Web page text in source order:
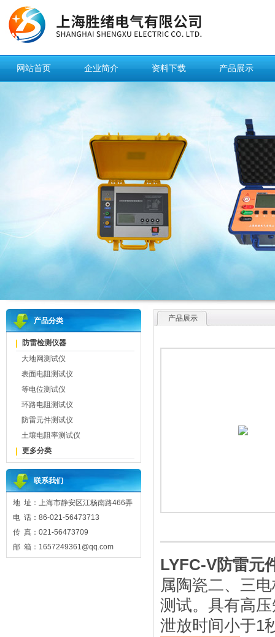
网站首页 企业简介 资料下载 产品展示
产品分类
防雷检测仪器
大地网测试仪
表面电阻测试仪
等电位测试仪
环路电阻测试仪
防雷元件测试仪
土壤电阻率测试仪
更多分类
联系我们
地 址：上海市静安区江杨南路466弄
电 话：86-021-56473713
传 真：021-56473709
邮 箱：1657249361@qq.com
产品展示
LYFC-V防雷元
属陶瓷二、三
测试。具有高
泄放时间小于1